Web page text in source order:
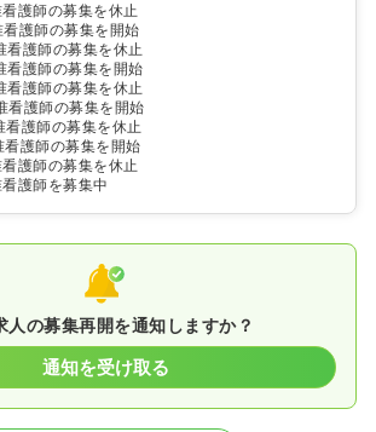
護師の募集を休止
看護師の募集を開始
看護師の募集を休止
看護師の募集を開始
看護師の募集を休止
看護師の募集を開始
看護師の募集を休止
看護師の募集を開始
護師の募集を休止
護師を募集中
人の募集再開を通知しますか？
通知を受け取る